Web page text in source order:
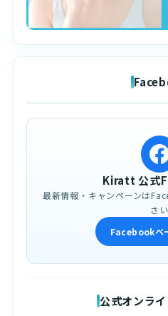
Kiratt 公式
最新情報・キャンペーンは
さい
Facebookペ
公式オンラ